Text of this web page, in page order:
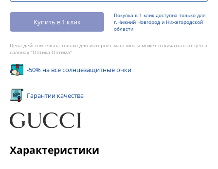
Купить в 1 клик
Покупка в 1 клик доступна только для
г.Нижний Новгород и Нижегородской
области
Цена действительна только для интернет-магазина и может отличаться от цен в
салонах "Оптика Оптима"
-50% на все солнцезащитные очки
Гарантии качества
Характеристики